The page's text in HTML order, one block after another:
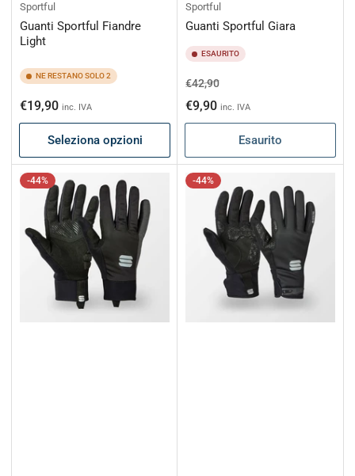
Sportful
Guanti Sportful Fiandre
Light
NE RESTANO SOLO 2
Prezzo
di
listino
€19,90 inc. IVA
Seleziona opzioni
Sportful
Guanti Sportful Giara
ESAURITO
Prezzo
di
listino
€42,90Prezzo
scontato
€9,90 inc. IVA
Esaurito
-44% -44%